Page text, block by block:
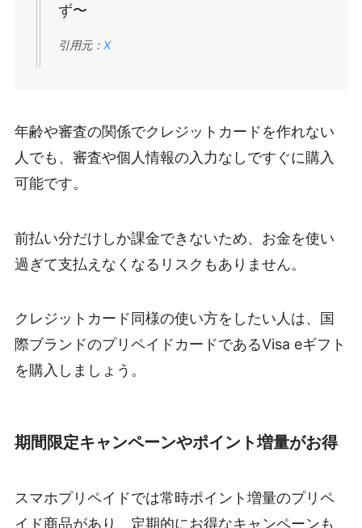
ず〜
引用元： X
年齢や審査の関係でクレジットカードを作れない
人でも、審査や個人情報の入力なしですぐに購入
可能です。
前払い分だけしか課金できないため、お金を使い
過ぎて支払えなくなるリスクもありません。
クレジットカード同様の使い方をしたい人は、国
際ブランドのプリペイドカードであるVisa eギフト
を購入しましょう。
期間限定キャンペーンやポイント増量がお得
スマホプリペイドでは常時ポイント増量のプリペ
イド商品があり、定期的にお得なキャンペーンも